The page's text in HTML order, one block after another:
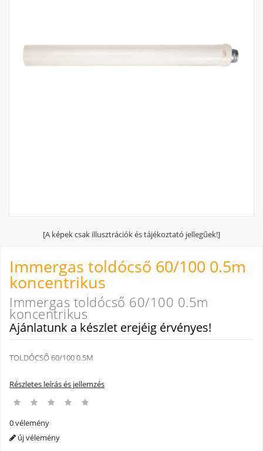
[A képek csak illusztrációk és tájékoztató jellegűek!]
Immergas toldócső 60/100 0.5m
koncentrikus
Immergas toldócső 60/100 0.5m
koncentrikus
Ajánlatunk a készlet erejéig érvényes!
TOLDÓCSŐ 60/100 0.5M
Részletes leírás és jellemzés
0 vélemény
új vélemény